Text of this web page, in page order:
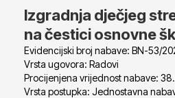
Izgradnja dječjeg
na čestici osnovne
Evidencijski broj nabave: BN-53/
Vrsta ugovora: Radovi
Procijenjena vrijednost nabave:
Vrsta postupka: Jednostavna